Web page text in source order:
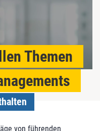
Themen
von führenden